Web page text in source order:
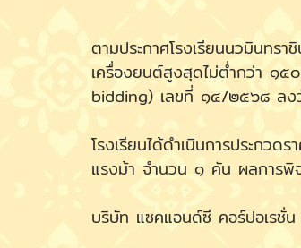
ตามประกาศโรงเรียนนวมินท
เครื่องยนต์สูงสุดไม่ต่ำกว่า ๑๕
bidding) เลขที่ ๑๔/๒๕๖๘ ล
โรงเรียนได้ดำเนินการประก
แรงม้า จำนวน ๑ คัน ผลการพิจ
บริษัท แซคแอนด์ซี คอร์ปอเรชั่